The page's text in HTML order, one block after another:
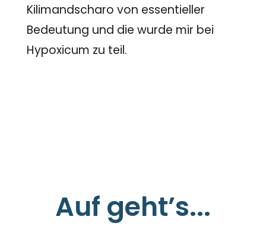
Kilimandscharo von essentieller
Bedeutung und die wurde mir bei
Hypoxicum zu teil.
Auf geht’s...